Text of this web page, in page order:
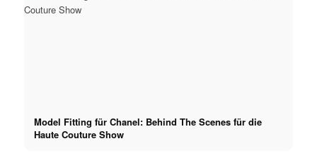
Model Fitting für Chanel: Behind The Scenes für die
Haute Couture Show